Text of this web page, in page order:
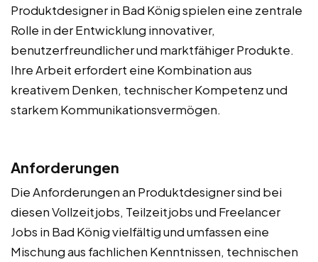
Produktdesigner in Bad König spielen eine zentrale
Rolle in der Entwicklung innovativer,
benutzerfreundlicher und marktfähiger Produkte.
Ihre Arbeit erfordert eine Kombination aus
kreativem Denken, technischer Kompetenz und
starkem Kommunikationsvermögen.
Anforderungen
Die Anforderungen an Produktdesigner sind bei
diesen Vollzeitjobs, Teilzeitjobs und Freelancer
Jobs in Bad König vielfältig und umfassen eine
Mischung aus fachlichen Kenntnissen, technischen